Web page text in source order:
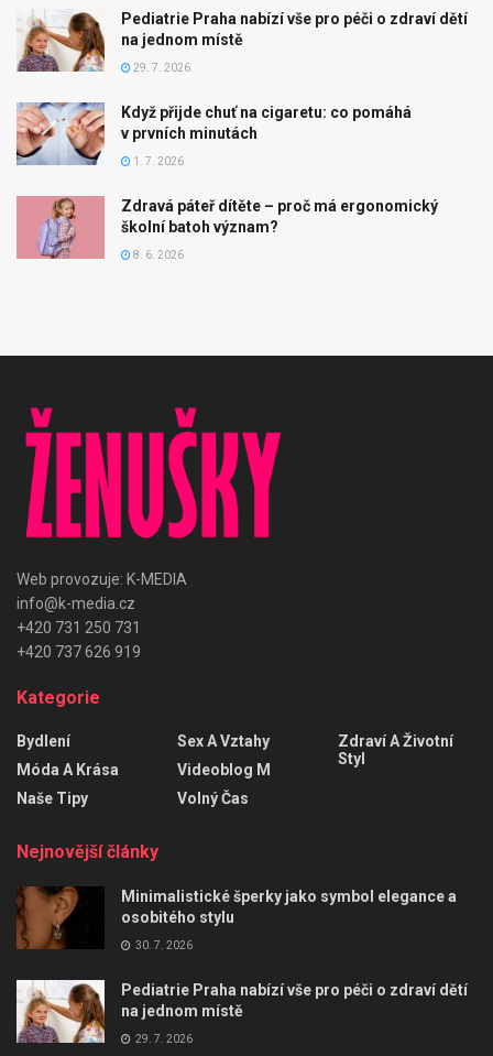
Pediatrie Praha nabízí vše pro péči o zdraví dětí
na jednom místě
29. 7. 2026
Když přijde chuť na cigaretu: co pomáhá
v prvních minutách
1. 7. 2026
Zdravá páteř dítěte – proč má ergonomický
školní batoh význam?
8. 6. 2026
Web provozuje: K-MEDIA
info@k-media.cz
+420 731 250 731
+420 737 626 919
Kategorie
Bydlení
Móda A Krása
Naše Tipy
Sex A Vztahy
Videoblog M
Volný Čas
Zdraví A Životní
Styl
Nejnovější články
Minimalistické šperky jako symbol elegance a
osobitého stylu
30. 7. 2026
Pediatrie Praha nabízí vše pro péči o zdraví dětí
na jednom místě
29. 7. 2026